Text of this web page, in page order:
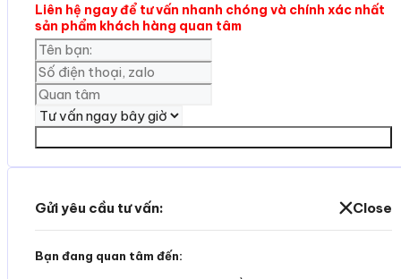
Liên hệ ngay để tư vấn nhanh chóng và chính xác nhất
sản phẩm khách hàng quan tâm
Gửi yêu cầu tư vấn: Close
Bạn đang quan tâm đến: